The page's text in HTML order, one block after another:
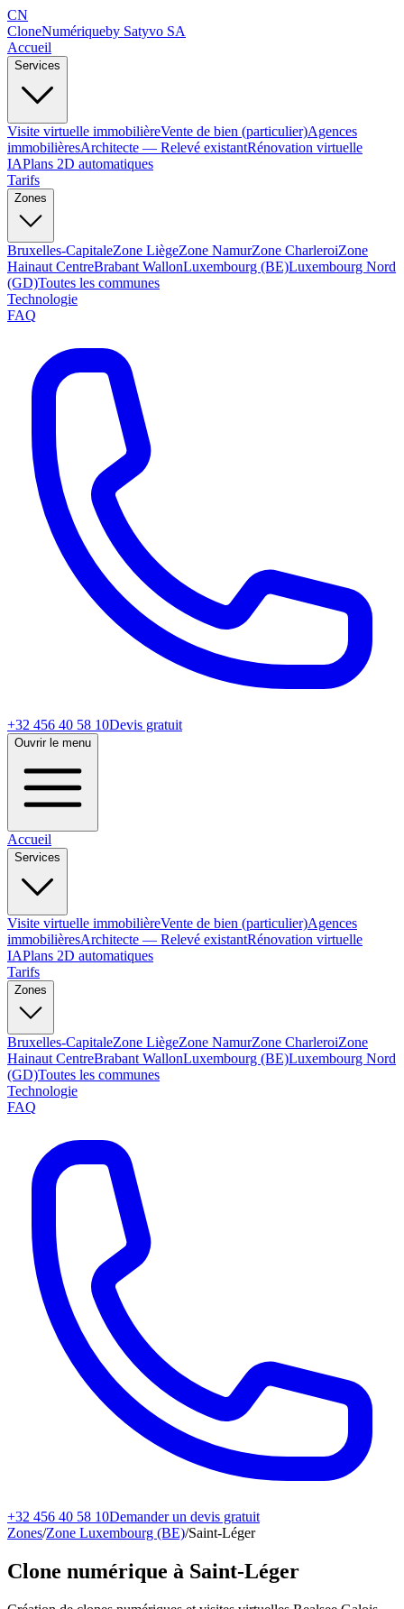
CN
CloneNumériqueby Satyvo SA
Accueil
Services
Visite virtuelle immobilièreVente de bien (particulier)Agences
immobilièresArchitecte — Relevé existantRénovation virtuelle
IAPlans 2D automatiques
Tarifs
Zones
Bruxelles-CapitaleZone LiègeZone NamurZone CharleroiZone
Hainaut CentreBrabant WallonLuxembourg (BE)Luxembourg Nord
(GD)Toutes les communes
Technologie
FAQ
+32 456 40 58 10Devis gratuit
Ouvrir le menu
Accueil
Services
Visite virtuelle immobilièreVente de bien (particulier)Agences
immobilièresArchitecte — Relevé existantRénovation virtuelle
IAPlans 2D automatiques
Tarifs
Zones
Bruxelles-CapitaleZone LiègeZone NamurZone CharleroiZone
Hainaut CentreBrabant WallonLuxembourg (BE)Luxembourg Nord
(GD)Toutes les communes
Technologie
FAQ
+32 456 40 58 10Demander un devis gratuit
Zones/Zone Luxembourg (BE)/Saint-Léger
Clone numérique à Saint-Léger